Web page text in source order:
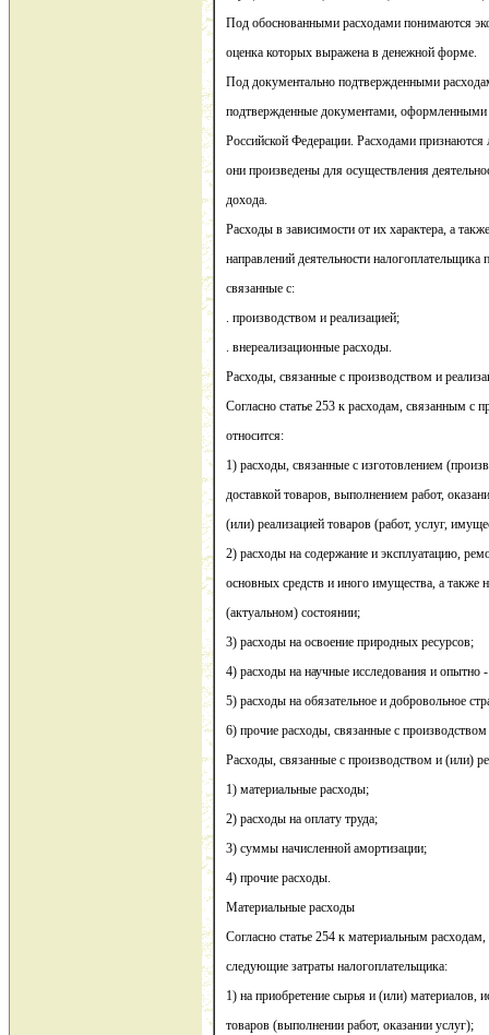
Под обоснованными расходами понимаются
оценка которых выражена в денежной форме.
Под документально подтвержденными
подтвержденные документами, оформленными
Российской Федерации. Расходами
они произведены для осуществления
дохода.
Расходы в зависимости от их характера, а
направлений деятельности
связанные с:
. производством и реализацией;
. внереализационные расходы.
Расходы, связанные с производством и
Согласно статье 253 к расходам, связанным с
относится:
1) расходы, связанные с изготовлением
доставкой товаров, выполнением работ,
(или) реализацией товаров (работ, услуг,
2) расходы на содержание и эксплуатацию,
основных средств и иного имущества, а также
(актуальном) состоянии;
3) расходы на освоение природных ресурсов;
4) расходы на научные исследования и опытно
5) расходы на обязательное и добровольное
6) прочие расходы, связанные с
Расходы, связанные с производством и (или)
1) материальные расходы;
2) расходы на оплату труда;
3) суммы начисленной амортизации;
4) прочие расходы.
Материальные расходы
Согласно статье 254 к материальным расходам,
следующие затраты налогоплательщика:
1) на приобретение сырья и (или) материалов,
товаров (выполнении работ, оказании услуг);